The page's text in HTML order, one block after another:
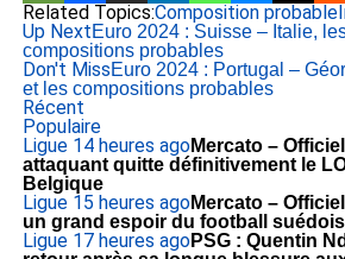
Related Topics:Composition probable
Up NextEuro 2024 : Suisse – Italie,
compositions probables
Don't MissEuro 2024 : Portugal –
et les compositions probables
Récent
Populaire
Ligue 14 heures agoMercato –
attaquant quitte définitivement le
Belgique
Ligue 15 heures agoMercato –
un grand espoir du football suédois
Ligue 17 heures agoPSG : Quentin